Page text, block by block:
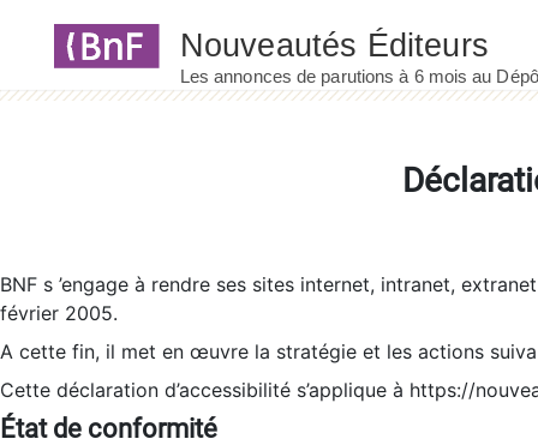
BNF s ’engage à rendre ses sites internet, intranet,
février 2005.
A cette fin, il met en œuvre la stratégie et les actions
Cette déclaration d’accessibilité s’applique à https://
État de conformité